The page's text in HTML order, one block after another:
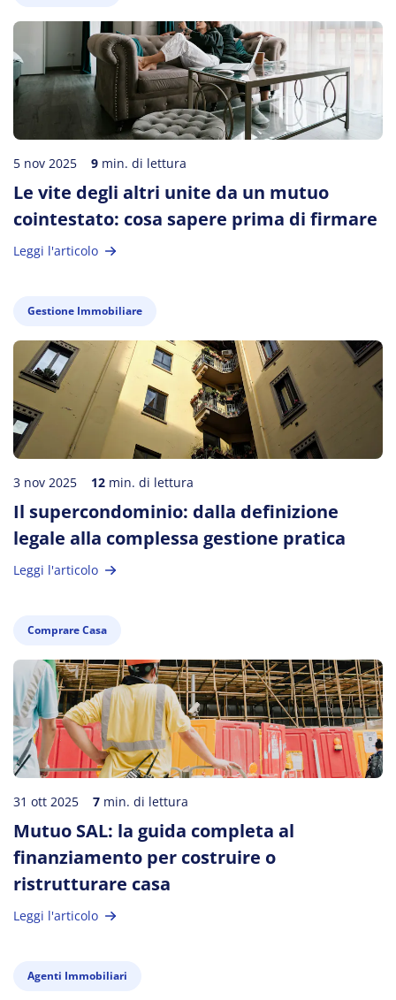
5 nov 2025 9 min. di lettura
Le vite degli altri unite da un mutuo
cointestato: cosa sapere prima di firmare
Leggi l'articolo
Gestione Immobiliare
3 nov 2025 12 min. di lettura
Il supercondominio: dalla definizione
legale alla complessa gestione pratica
Leggi l'articolo
Comprare Casa
31 ott 2025 7 min. di lettura
Mutuo SAL: la guida completa al
finanziamento per costruire o
ristrutturare casa
Leggi l'articolo
Agenti Immobiliari